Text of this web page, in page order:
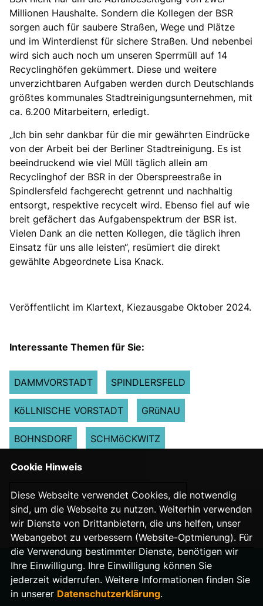
Millionen Haushalte. Sondern die Kollegen der BSR
sorgen auch für saubere Straßen, Wege und Plätze
und im Winterdienst für sichere Straßen. Und nebenbei
wird sich auch noch um unseren Sperrmüll auf 14
Recyclinghöfen gekümmert. Diese und weitere
unverzichtbaren Aufgaben werden durch Deutschlands
größtes kommunales Stadtreinigungsunternehmen, mit
ca. 6.200 Mitarbeitern, erledigt.
Ich bin sehr dankbar für die mir gewährten Eindrücke
von der Arbeit bei der Berliner Stadtreinigung. Es ist
beeindruckend wie viel Müll täglich allein am
Recyclinghof der BSR in der Oberspreestraße in
Spindlersfeld fachgerecht getrennt und nachhaltig
entsorgt, respektive recycelt wird. Ebenso fiel auf wie
breit gefächert das Aufgabenspektrum der BSR ist.
Vielen Dank an die netten Kollegen, die täglich ihren
Einsatz für uns alle leisten“, resümiert die direkt
gewählte Abgeordnete Lisa Knack.
Veröffentlicht im Klartext, Kiezausgabe Oktober 2024.
Interessante Themen für Sie:
DAMMVORSTADT SPINDLERSFELD
KöLLNISCHE VORSTADT GRüNAU
BOHNSDORF SCHMöCKWITZ
Nächster Beitrag
Arztversorgung in Treptow-Köpenick
IMPRESSUM
Cookie Hinweis
Diese Webseite verwendet Cookies, die notwendig
sind, um die Webseite zu nutzen. Weiterhin verwenden
wir Dienste von Drittanbietern, die uns helfen, unser
Webangebot zu verbessern (Website-Optmierung). Für
die Verwendung bestimmter Dienste, benötigen wir
Ihre Einwilligung. Ihre Einwilligung können Sie
jederzeit widerrufen. Weitere Informationen finden Sie
in unserer Datenschutzerklärung.